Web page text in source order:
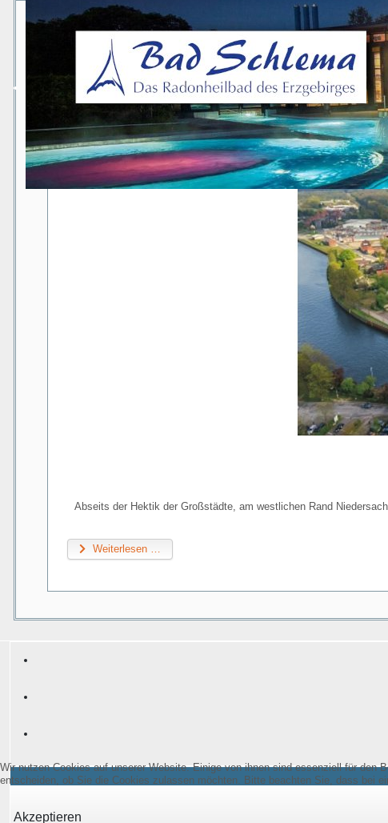
Meppen - Stadt am Wasser
Abseits der Hektik der Großstädte, am westlichen Rand
Weiterlesen …
Wir nutzen Cookies auf unserer Website. Einige von ihnen sind essenziell für den
entscheiden, ob Sie die Cookies zulassen möchten. Bitte beachten Sie, dass bei
Akzeptieren